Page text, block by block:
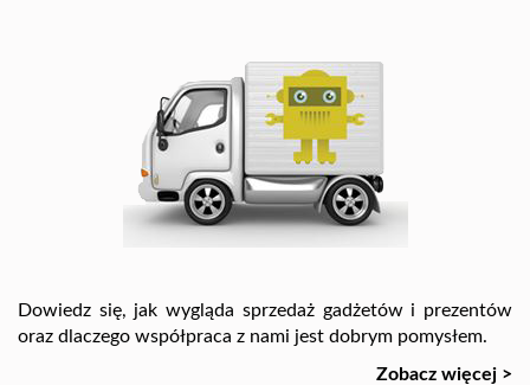
Dowiedz się, jak wygląda sprzedaż gadżetów i prezentów
oraz dlaczego współpraca z nami jest dobrym pomysłem.
Zobacz więcej >